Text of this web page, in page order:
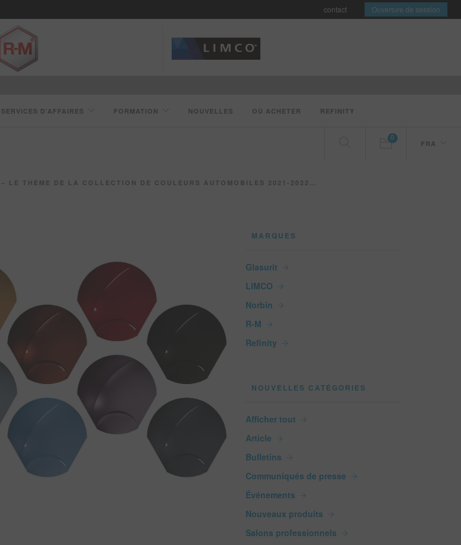
contact Ouverture de session
D’AFFAIRES FORMATION NOUVELLES OÙ ACHETER REFINITY
0
FRA
DE LA COLLECTION DE COULEURS AUTOMOBILES 2021-2022 BASÉE SUR LES TENDANCES DE BASF
MARQUES
Glasurit
LIMCO
Norbin
R-M
Refinity
NOUVELLES CATÉGORIES
Afficher tout
Article
Bulletins
Communiqués de presse
Événements
Nouveaux produits
Salons professionnels